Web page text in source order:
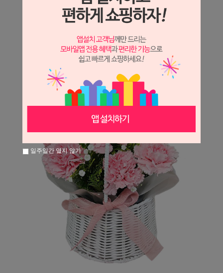
상세정보 새창 열기
상세 정보를 확대해 보실 수 있습니다.
일주일간 열지 않기